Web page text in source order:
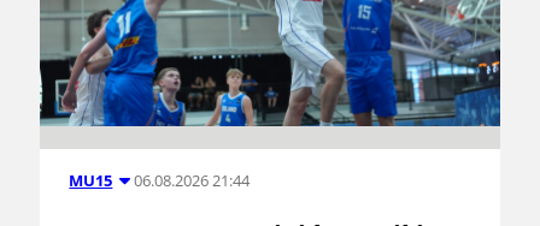
MU15 06.08.2026 21:44